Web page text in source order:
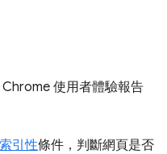
使用者體驗報告
引性條件，判斷網頁是否